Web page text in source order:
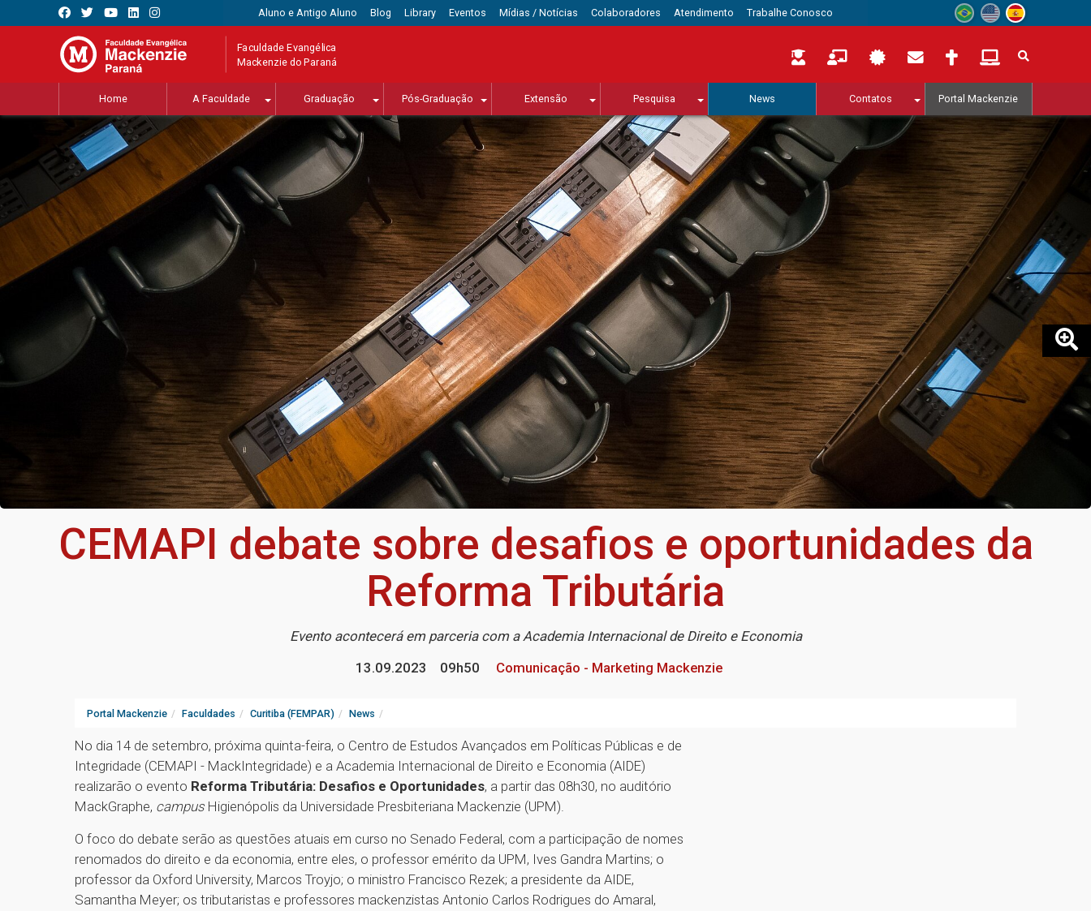
Aluno e Antigo Aluno Blog Library Eventos Mídias / Notícias Colaboradores Atendimento Trabalhe Conosco
Faculdade Evangélica
Mackenzie do Paraná
Home A Faculdade Graduação Pós-Graduação Extensão Pesquisa News Contatos Portal Mackenzie
CEMAPI debate sobre desafios e oportunidades da
Reforma Tributária
Evento acontecerá em parceria com a Academia Internacional de Direito e Economia
13.09.2023
09h50 Comunicação - Marketing Mackenzie
Portal Mackenzie Faculdades Curitiba (FEMPAR) News
No dia 14 de setembro, próxima quinta-feira, o Centro de Estudos Avançados em Políticas Públicas e de
Integridade (CEMAPI - MackIntegridade) e a Academia Internacional de Direito e Economia (AIDE)
realizarão o evento Reforma Tributária: Desafios e Oportunidades, a partir das 08h30, no auditório
MackGraphe, campus Higienópolis da Universidade Presbiteriana Mackenzie (UPM).
O foco do debate serão as questões atuais em curso no Senado Federal, com a participação de nomes
renomados do direito e da economia, entre eles, o professor emérito da UPM, Ives Gandra Martins; o
professor da Oxford University, Marcos Troyjo; o ministro Francisco Rezek; a presidente da AIDE,
Samantha Meyer; os tributaristas e professores mackenzistas Antonio Carlos Rodrigues do Amaral,